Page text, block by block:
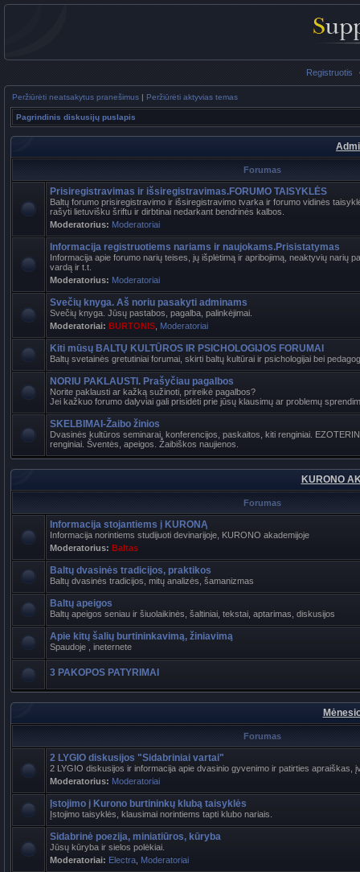
Registruotis
Peržiūrėti neatsakytus pranešimus | Peržiūrėti aktyvias temas
Pagrindinis diskusijų puslapis
Forumas
Prisiregistravimas ir išsiregistravimas.FORUMO TAISYKLĖS
Baltų forumo prisiregistravimo ir išsiregistravimo tvarka ir forumo vidinės
rašyti lietuvišku šriftu ir dirbtinai nedarkant bendrinės kalbos.
Moderatorius: Moderatoriai
Informacija registruotiems nariams ir naujokams.Prisistatymas
Informacija apie forumo narių teises, jų išplėtimą ir apribojimą, neaktyvių narių
vardą ir t.t.
Moderatorius: Moderatoriai
Svečių knyga. Aš noriu pasakyti adminams
Svečių knyga. Jūsų pastabos, pagalba, palinkėjimai.
Moderatoriai: BURTONIS Moderatoriai
Kiti mūsų BALTŲ KULTŪROS IR PSICHOLOGIJOS FORUMAI
Baltų svetainės gretutiniai forumai, skirti baltų kultūrai ir psichologijai bei
NORIU PAKLAUSTI. Prašyčiau pagalbos
Norite paklausti ar kažką sužinoti, prireikė pagalbos?
Jei kažkuo forumo dalyviai gali prisidėti prie jūsų klausimų ar problemų
SKELBIMAI-Žaibo žinios
Dvasinės kultūros seminarai, konferencijos, paskaitos, kiti renginiai.
renginiai. Šventės, apeigos. Žaibiškos naujienos.
KURONO
Forumas
Informacija stojantiems į KURONĄ
Informacija norintiems studijuoti devinarijoje, KURONO akademijoje
Moderatorius: Baltas
Baltų dvasinės tradicijos, praktikos
Baltų dvasinės tradicijos, mitų analizės, šamanizmas
Baltų apeigos
Baltų apeigos seniau ir šiuolaikinės, šaltiniai, tekstai, aptarimas, diskusijos
Apie kitų šalių burtininkavimą, žiniavimą
Spaudoje , ineternete
3 PAKOPOS PATYRIMAI
Forumas
2 LYGIO diskusijos "Sidabriniai vartai"
2 LYGIO diskusijos ir informacija apie dvasinio gyvenimo ir patirties apraiškas,
Moderatorius: Moderatoriai
Įstojimo į Kurono burtininkų klubą taisyklės
Įstojimo taisyklės, klausimai norintiems tapti klubo nariais.
Sidabrinė poezija, miniatiūros, kūryba
Jūsų kūryba ir sielos polėkiai.
Moderatoriai: Electra Moderatoriai